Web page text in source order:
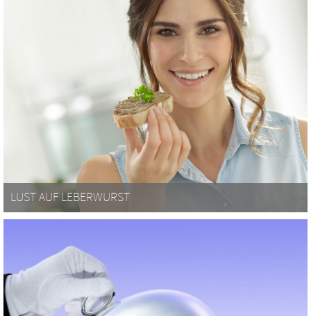
LUST AUF LEBERWURST